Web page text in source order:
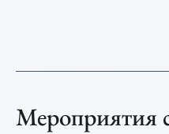
Мероприятия